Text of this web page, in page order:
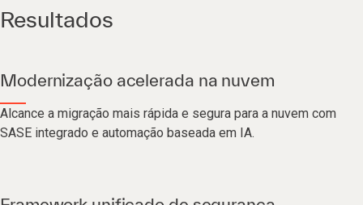
Resultados
Modernização acelerada na nuvem
Alcance a migração mais rápida e segura para a nuvem com
SASE integrado e automação baseada em IA.